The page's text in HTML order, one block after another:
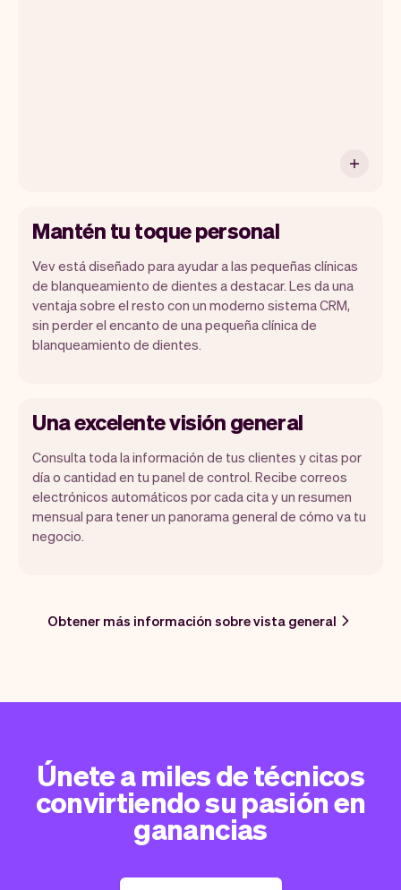
Mantén tu toque personal
Vev está diseñado para ayudar a las pequeñas clínicas
de blanqueamiento de dientes a destacar. Les da una
ventaja sobre el resto con un moderno sistema CRM,
sin perder el encanto de una pequeña clínica de
blanqueamiento de dientes.
Una excelente visión general
Consulta toda la información de tus clientes y citas por
día o cantidad en tu panel de control. Recibe correos
electrónicos automáticos por cada cita y un resumen
mensual para tener un panorama general de cómo va tu
negocio.
Obtener más información sobre vista general
Únete a miles de técnicos
convirtiendo su pasión en
ganancias